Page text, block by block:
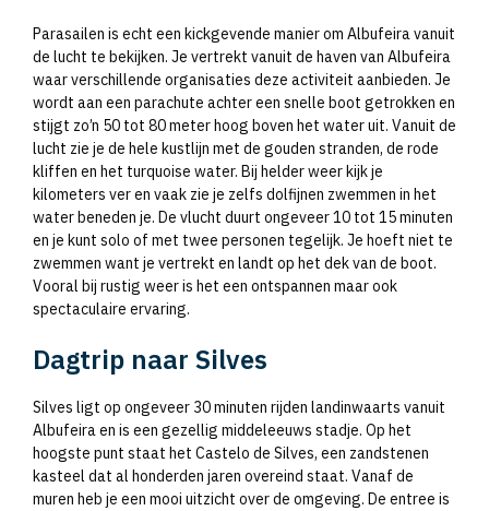
Parasailen is echt een kickgevende manier om Albufeira vanuit
de lucht te bekijken. Je vertrekt vanuit de haven van Albufeira
waar verschillende organisaties deze activiteit aanbieden. Je
wordt aan een parachute achter een snelle boot getrokken en
stijgt zo’n 50 tot 80 meter hoog boven het water uit. Vanuit de
lucht zie je de hele kustlijn met de gouden stranden, de rode
kliffen en het turquoise water. Bij helder weer kijk je
kilometers ver en vaak zie je zelfs dolfijnen zwemmen in het
water beneden je. De vlucht duurt ongeveer 10 tot 15 minuten
en je kunt solo of met twee personen tegelijk. Je hoeft niet te
zwemmen want je vertrekt en landt op het dek van de boot.
Vooral bij rustig weer is het een ontspannen maar ook
spectaculaire ervaring.
Dagtrip naar Silves
Silves ligt op ongeveer 30 minuten rijden landinwaarts vanuit
Albufeira en is een gezellig middeleeuws stadje. Op het
hoogste punt staat het Castelo de Silves, een zandstenen
kasteel dat al honderden jaren overeind staat. Vanaf de
muren heb je een mooi uitzicht over de omgeving. De entree is